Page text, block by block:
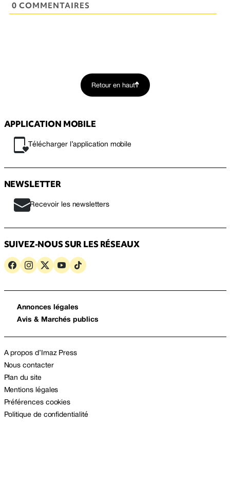
0 COMMENTAIRES
Retour en haut
APPLICATION MOBILE
Télécharger l’application mobile
NEWSLETTER
Recevoir les newsletters
SUIVEZ-NOUS SUR LES RÉSEAUX
Annonces légales
Avis & Marchés publics
A propos d’Imaz Press
Nous contacter
Plan du site
Mentions légales
Préférences cookies
Politique de confidentialité